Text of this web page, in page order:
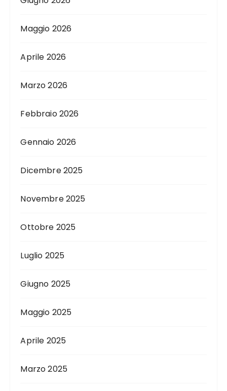
Maggio 2026
Aprile 2026
Marzo 2026
Febbraio 2026
Gennaio 2026
Dicembre 2025
Novembre 2025
Ottobre 2025
Luglio 2025
Giugno 2025
Maggio 2025
Aprile 2025
Marzo 2025